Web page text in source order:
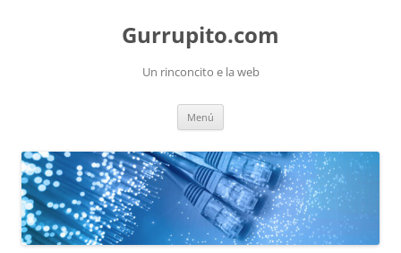
Gurrupito.com
Un rinconcito e la web
Menú